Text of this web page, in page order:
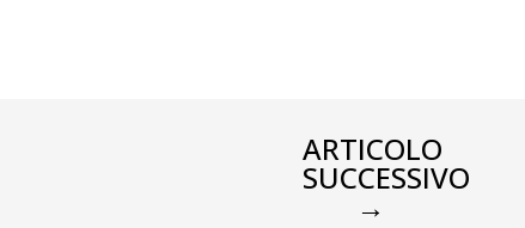
ARTICOLO
SUCCESSIVO
→